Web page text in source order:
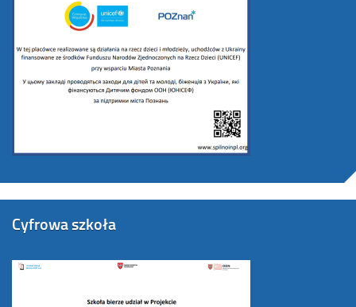
Cyfrowa szkoła